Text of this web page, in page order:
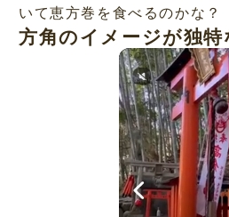
いて恵方巻を食べるのかな？
方角のイメージが独特